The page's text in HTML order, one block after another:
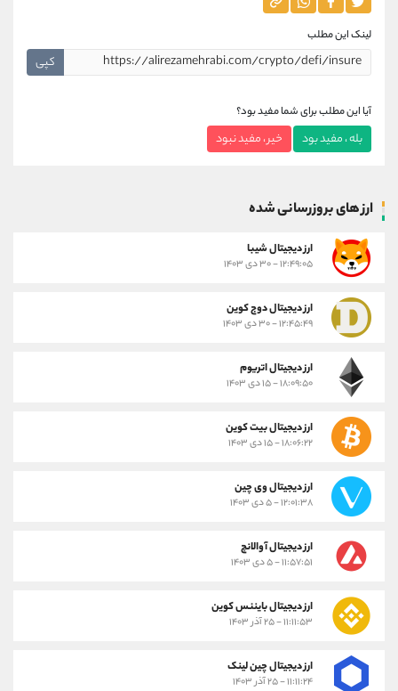
لینک این مطلب
کپی
آیا این مطلب برای شما مفید بود؟
بله ، مفید بود خیر ، مفید نبود
ارز های بروزرسانی شده
ارز ديجيتال شیبا
۱۲:۴۹:۰۵ - ۳۰ دی ۱۴۰۳
ارز دیجیتال دوج کوین
۱۲:۴۵:۴۹ - ۳۰ دی ۱۴۰۳
ارز دیجیتال اتریوم
۱۸:۰۹:۵۰ - ۱۵ دی ۱۴۰۳
ارز دیجیتال بیت کوین
۱۸:۰۶:۲۲ - ۱۵ دی ۱۴۰۳
ارز دیجیتال وی چین
۱۲:۰۱:۳۸ - ۵ دی ۱۴۰۳
ارز دیجیتال آوالانچ
۱۱:۵۷:۵۱ - ۵ دی ۱۴۰۳
ارز دیجیتال بایننس کوین
۱۱:۱۱:۵۳ - ۲۵ آذر ۱۴۰۳
ارز دیجیتال چین لینک
۱۱:۱۱:۲۴ - ۲۵ آذر ۱۴۰۳